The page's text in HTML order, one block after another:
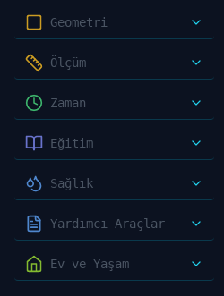
Geometri
Ölçüm
Zaman
Eğitim
Sağlık
Yardımcı Araçlar
Ev ve Yaşam